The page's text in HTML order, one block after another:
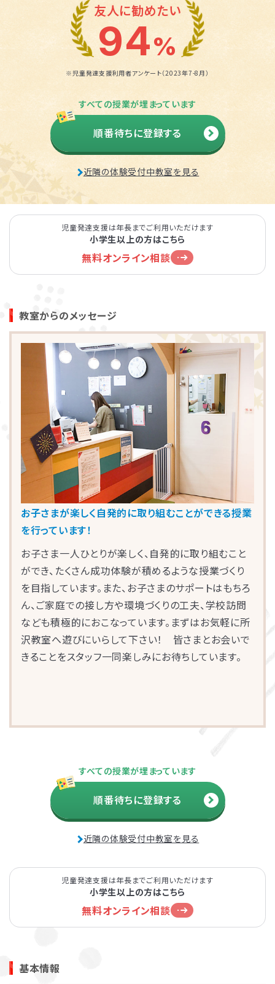
友人に勧めたい
94%
※児童発達支援利用者アンケート（2023年7-8月）
すべての授業が埋まっています
順番待ちに登録する
近隣の体験受付中教室を見る
児童発達支援は年長までご利用いただけます
小学生以上の方はこちら
無料オンライン相談
教室からのメッセージ
お子さまが楽しく自発的に取り組むことができる授業
を行っています！
お子さま一人ひとりが楽しく、自発的に取り組むこと
ができ、たくさん成功体験が積めるような授業づくり
を目指しています。また、お子さまのサポートはもちろ
ん、ご家庭での接し方や環境づくりの工夫、学校訪問
なども積極的におこなっています。まずはお気軽に所
沢教室へ遊びにいらして下さい！ 皆さまとお会いで
きることをスタッフ一同楽しみにお待ちしています。
すべての授業が埋まっています
順番待ちに登録する
近隣の体験受付中教室を見る
児童発達支援は年長までご利用いただけます
小学生以上の方はこちら
無料オンライン相談
基本情報